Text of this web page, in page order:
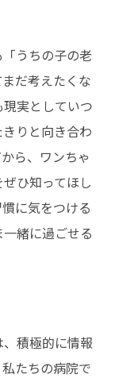
うちの子の老
だ考えたくな
実としていつ
りと向き合わ
ら、ワンちゃ
ひ知ってほし
に気をつける
緒に過ごせる
積極的に情報
たちの病院で